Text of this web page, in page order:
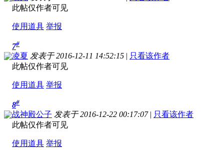
此帖仅作者可见
使用道具 举报
7#
凌夏 发表于 2016-12-11 14:52:15 | 只看该作者
此帖仅作者可见
使用道具 举报
8#
战神殿公子 发表于 2016-12-22 00:17:07 | 只看该作者
此帖仅作者可见
使用道具 举报